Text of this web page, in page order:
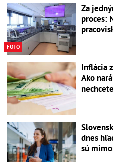
FOTO
Za
proces:
Inflácia
Ako
dnes
sú